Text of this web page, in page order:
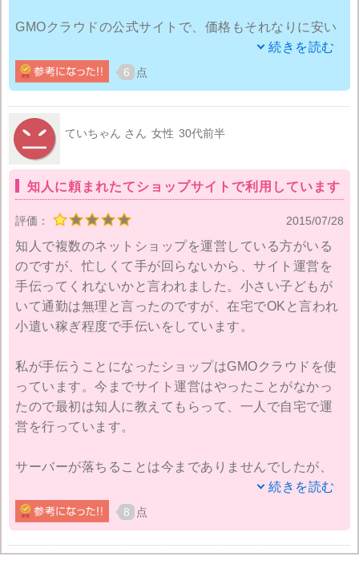
合えず一年は使ってみようと思いますが、契約更新時
期になったら、たぶん他のレンタルサーバーを借りる
ことになると思います。
GMOクラウドの公式サイトで、価格もそれなりに安い
と思っていたのですが、『プロ』プランだとブログが1
個無償だったり、ブラウザ上から簡単にHPの作成がで
きる、独自ドメインが使えて『MakeShop』や決済機
能付きの『EC-CUBE』が使えるうえにSSLも使えると
いうことでGMOクラウドにしました。
作成したシルバーアクセの画像を載せるための簡単な
HPを作ったりブログ運用をしていたので、GMOクラウ
単でした。
『プロ』プランだと月額2,000円ちょっとですが、容量
が600GB、メールアドレス無制限、マルチドメインや
サブドメインが120個までOKと、他と比べても機能を
考えると料金は安いと思います。
どのツールも使いやすく、初心者の方でも簡単に使え
ると思います。契約して二年ほど経ちますが、サーバ
ー障害やサーバーダウン等といったこともなく、何度
かわからないことがあって問い合わせをしたことがあ
た。
続きを読む
6 点
ていちゃん さん 女性 30代前半
知人に頼まれたてショップサイトで利用しています
評価： 2015/07/28
知人で複数のネットショップを運営している方がいる
のですが、忙しくて手が回らないから、サイト運営を
手伝ってくれないかと言われました。小さい子どもが
いて通勤は無理と言ったのですが、在宅でOKと言われ
小遣い稼ぎ程度で手伝いをしています。
私が手伝うことになったショップはGMOクラウドを使
っています。今までサイト運営はやったことがなかっ
たので最初は知人に教えてもらって、一人で自宅で運
営を行っています。
サーバーが落ちることは今までありませんでしたが、
共有サーバーだとネットワークが不安定になったり、
アクセスが遅くなったりすることが多いような気がし
ます。そういう時にGMOクラウドの障害情報をみても
あまり情報として載っていないんですよね。
続きを読む
8 点